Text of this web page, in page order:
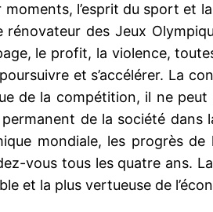
moments, l’esprit du sport et
des Jeux
le profit, la violence,
et s’accélérer. La
de la compétition, il ne
de la société dans
mondiale, les progrès
vous tous les quatre ans.
et la plus vertueuse de